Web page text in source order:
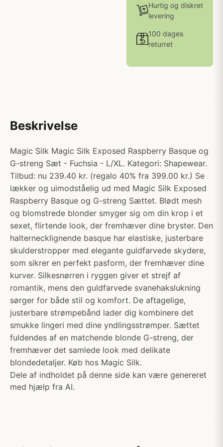
Hurtig og diskret
levering
100 dages
returret
Beskrivelse
Magic Silk Magic Silk Exposed Raspberry Basque og
G-streng Sæt - Fuchsia - L/XL. Kategori: Shapewear.
Tilbud: nu 239.40 kr. (regalo 40% fra 399.00 kr.) Se
lækker og uimodståelig ud med Magic Silk Exposed
Raspberry Basque og G-streng Sættet. Blødt mesh
og blomstrede blonder smyger sig om din krop i et
sexet, flirtende look, der fremhæver dine bryster. Den
halternecklignende basque har elastiske, justerbare
skulderstropper med elegante guldfarvede skydere,
som sikrer en perfekt pasform, der fremhæver dine
kurver. Silkesnørren i ryggen giver et strejf af
romantik, mens den guldfarvede svanehakslukning
sørger for både stil og komfort. De aftagelige,
justerbare strømpebånd lader dig kombinere det
smukke lingeri med dine yndlingsstrømper. Sættet
fuldendes af en matchende blonde G-streng, der
fremhæver det samlede look med delikate
blondedetaljer. Køb hos Magic Silk.
Dele af indholdet på denne side kan være genereret
med hjælp fra AI.